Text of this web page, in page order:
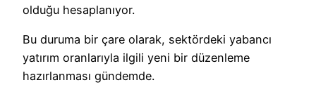
olduğu hesaplanıyor.
Bu duruma bir çare olarak, sektördeki yabancı
yatırım oranlarıyla ilgili yeni bir düzenleme
hazırlanması gündemde.